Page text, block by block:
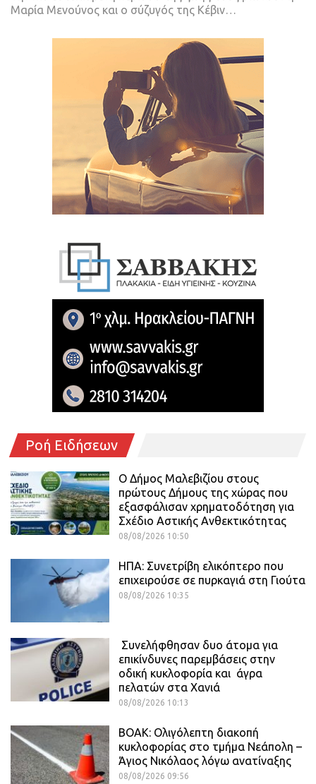
Μαρία Μενούνος και ο σύζυγός της Κέβιν…
Ροή Ειδήσεων
Ο Δήμος Μαλεβιζίου στους
πρώτους Δήμους της χώρας που
εξασφάλισαν χρηματοδότηση για
Σχέδιο Αστικής Ανθεκτικότητας
08/08/2026 10:50
ΗΠΑ: Συνετρίβη ελικόπτερο που
επιχειρούσε σε πυρκαγιά στη Γιούτα
08/08/2026 10:35
Συνελήφθησαν δυο άτομα για
επικίνδυνες παρεμβάσεις στην
οδική κυκλοφορία και άγρα
πελατών στα Χανιά
08/08/2026 10:13
ΒΟΑΚ: Ολιγόλεπτη διακοπή
κυκλοφορίας στο τμήμα Νεάπολη –
Άγιος Νικόλαος λόγω ανατίναξης
08/08/2026 09:56